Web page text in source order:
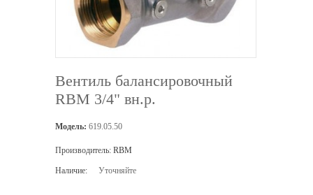
Вентиль балансировочный
RBM 3/4" вн.р.
Модель: 619.05.50
Производитель: RBM
Наличие: Уточняйте